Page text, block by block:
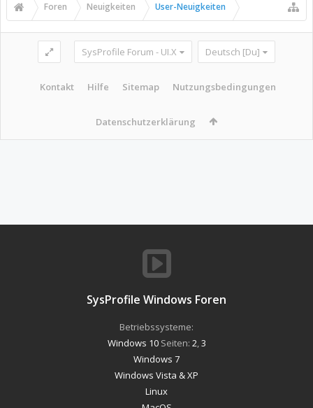
Foren Neuigkeiten User-Neuigkeiten
SysProfile Forum - UI.X Deutsch [Du]
Kontakt Hilfe Sitemap Nutzungsbedingungen
Datenschutzerklärung
SysProfile Windows Foren
Betriebssysteme:
Windows 10Seiten: 2 3
Windows 7
Windows Vista & XP
Linux